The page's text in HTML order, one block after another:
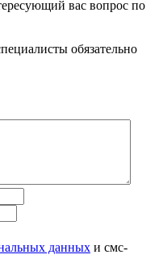
вас вопрос по
обязательно
данных и смс-